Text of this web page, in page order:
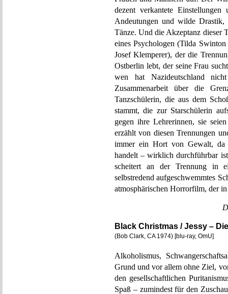
dezent verkantete
Andeutungen und wilde Drastik,
Tänze. Und die Akzeptanz dieser
eines Psychologen (Tilda
Josef Klemperer), der die
Ostberlin lebt, der seine Frau
wen hat Nazideutschland
Zusammenarbeit über die
Tanzschülerin, die aus dem
stammt, die zur Starschülerin
gegen ihre Lehrerinnen, sie
erzählt von diesen Trennungen
immer ein Hort von Gewalt, da
handelt – wirklich durchführbar
scheitert an der Trennung in
selbstredend aufgeschwemmtes
atmosphärischen Horrorfilm, der
Black Christmas / Jessy –
(Bob Clark, CA 1974) [blu-ray, OmU]
Alkoholismus,
Grund und vor allem ohne Ziel,
den gesellschaftlichen
Spaß – zumindest für den